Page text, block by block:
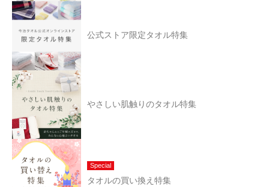
公式ストア限定タオル特集
やさしい肌触りのタオル特集
Special
タオルの買い換え特集